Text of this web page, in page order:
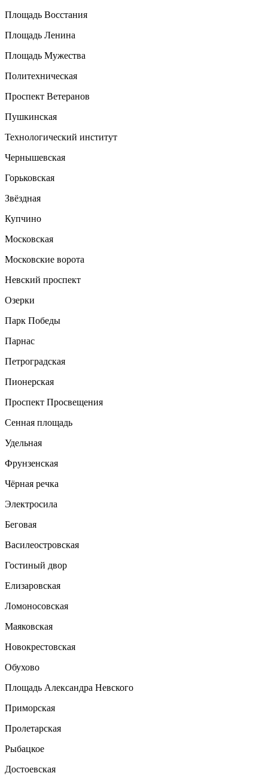
Площадь Восстания
Площадь Ленина
Площадь Мужества
Политехническая
Проспект Ветеранов
Пушкинская
Технологический институт
Чернышевская
Горьковская
Звёздная
Купчино
Московская
Московские ворота
Невский проспект
Озерки
Парк Победы
Парнас
Петроградская
Пионерская
Проспект Просвещения
Сенная площадь
Удельная
Фрунзенская
Чёрная речка
Электросила
Беговая
Василеостровская
Гостиный двор
Елизаровская
Ломоносовская
Маяковская
Новокрестовская
Обухово
Площадь Александра Невского
Приморская
Пролетарская
Рыбацкое
Достоевская